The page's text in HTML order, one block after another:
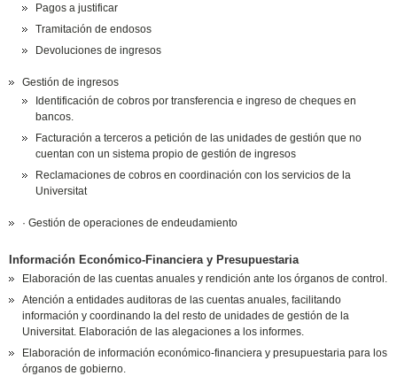
Pagos a justificar
Tramitación de endosos
Devoluciones de ingresos
Gestión de ingresos
Identificación de cobros por transferencia e ingreso de cheques en
bancos.
Facturación a terceros a petición de las unidades de gestión que no
cuentan con un sistema propio de gestión de ingresos
Reclamaciones de cobros en coordinación con los servicios de la
Universitat
· Gestión de operaciones de endeudamiento
Información Económico-Financiera y Presupuestaria
Elaboración de las cuentas anuales y rendición ante los órganos de control.
Atención a entidades auditoras de las cuentas anuales, facilitando
información y coordinando la del resto de unidades de gestión de la
Universitat. Elaboración de las alegaciones a los informes.
Elaboración de información económico-financiera y presupuestaria para los
órganos de gobierno.